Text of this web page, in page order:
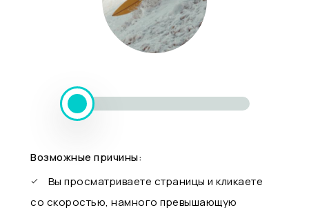
Возможные причины:
Вы просматриваете страницы и кликаете
со скоростью, намного превышающую